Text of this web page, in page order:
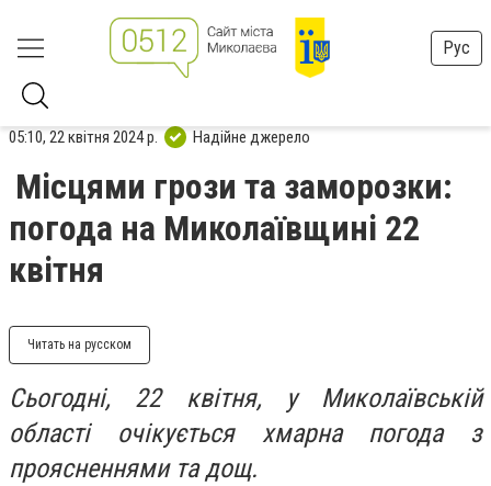
Рус
05:10, 22 квітня 2024 р. Надійне джерело
Місцями грози та заморозки:
погода на Миколаївщині 22
квітня
Читать на русском
Сьогодні, 22 квітня, у Миколаївській
області очікується хмарна погода з
проясненнями та дощ.